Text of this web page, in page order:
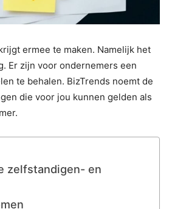
ermee te maken. Namelijk het
Er zijn voor ondernemers een
te behalen. BizTrends noemt de
die voor jou kunnen gelden als
zelfstandigen- en